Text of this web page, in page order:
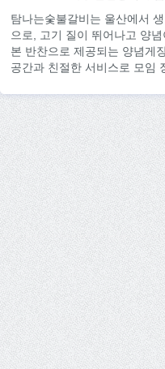
탐나는숯불갈비는 울산에서
으로, 고기 질이 뛰어나고 양
본 반찬으로 제공되는 양념게
공간과 친절한 서비스로 모임